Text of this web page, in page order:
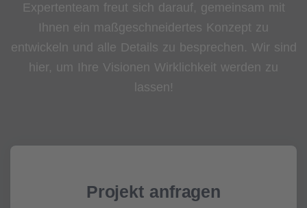
Expertenteam freut sich darauf, gemeinsam mit
Ihnen ein maßgeschneidertes Konzept zu
entwickeln und alle Details zu besprechen. Wir sind
hier, um Ihre Visionen Wirklichkeit werden zu
lassen!
Projekt anfragen